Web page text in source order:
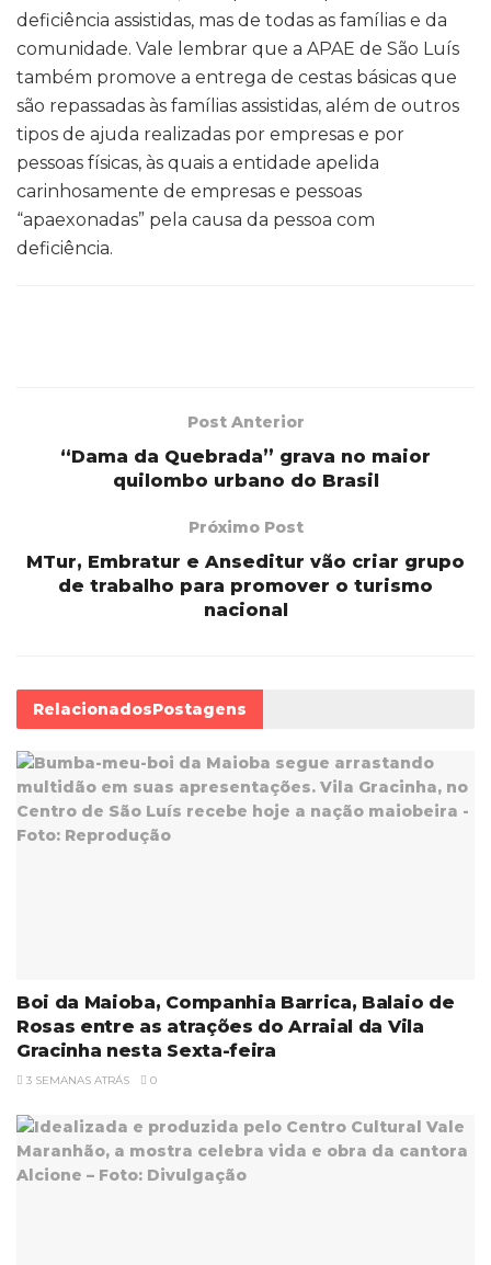
deficiência assistidas, mas de todas as famílias e da
comunidade. Vale lembrar que a APAE de São Luís
também promove a entrega de cestas básicas que
são repassadas às famílias assistidas, além de outros
tipos de ajuda realizadas por empresas e por
pessoas físicas, às quais a entidade apelida
carinhosamente de empresas e pessoas
“apaexonadas” pela causa da pessoa com
deficiência.
Post Anterior
“Dama da Quebrada” grava no maior
quilombo urbano do Brasil
Próximo Post
MTur, Embratur e Anseditur vão criar grupo
de trabalho para promover o turismo
nacional
RelacionadosPostagens
Boi da Maioba, Companhia Barrica, Balaio de
Rosas entre as atrações do Arraial da Vila
Gracinha nesta Sexta-feira
3 SEMANAS ATRÁS 0